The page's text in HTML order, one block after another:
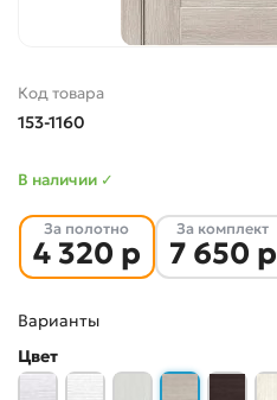
Код товара
153-1160
В наличии ✓
За полотно
4 320 р
За комплект
7 650 р
Варианты
Цвет